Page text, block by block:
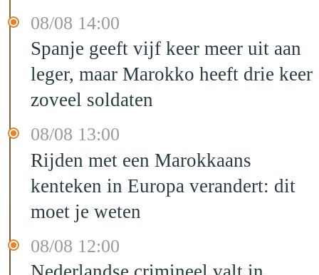
08/08 14:00
Spanje geeft vijf keer meer uit aan
leger, maar Marokko heeft drie keer
zoveel soldaten
08/08 13:00
Rijden met een Marokkaans
kenteken in Europa verandert: dit
moet je weten
08/08 12:00